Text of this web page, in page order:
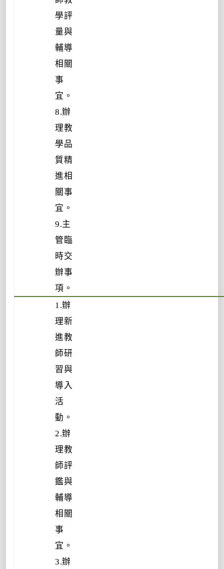
學評
量與
輔導
相關
事
宜。
8.辦
理教
學品
質精
進相
關事
宜。
9.主
管臨
時交
辦事
項。
1.辦
理新
進教
師研
習與
導入
活
動。
2.辦
理教
師評
鑑與
輔導
相關
事
宜。
3.辦